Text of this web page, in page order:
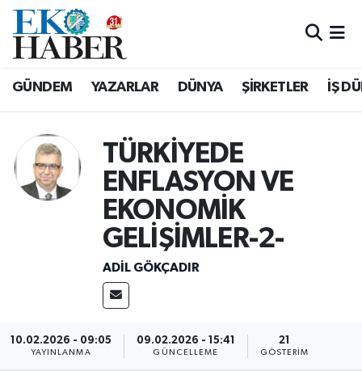
GÜNDEM YAZARLAR DÜNYA ŞİRKETLER İŞ
TÜRKİYEDE
ENFLASYON VE
EKONOMİK
GELİŞİMLER-2-
ADIL GÖKÇADIR
10.02.2026 - 09:05
YAYINLANMA
09.02.2026 - 15:41
GÜNCELLEME
21
GÖSTERIM
Hava Durumu
Süper Lig Puan Durumu ve Fikstür
Tüm Manşetler
Son Dakika Haberleri
Haber Arşivi